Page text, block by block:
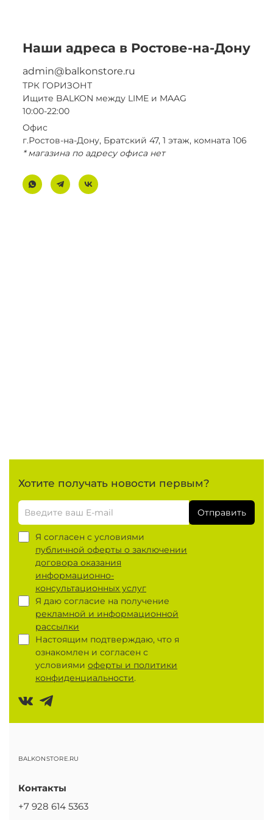
Наши адреса в Ростове-на-Дону
admin@balkonstore.ru
ТРК ГОРИЗОНТ
Ищите BALKON между LIME и MAAG
10:00-22:00
Офис
г.Ростов-на-Дону, Братский 47, 1 этаж, комната 106
* магазина по адресу офиса нет
Хотите получать новости первым?
Отправить
Я согласен с условиями
публичной оферты о заключении
договора оказания
информационно-
консультационных услуг
Я даю согласие на получение
рекламной и информационной
рассылки
Настоящим подтверждаю, что я
ознакомлен и согласен с
условиями оферты и политики
конфиденциальности.
BALKONSTORE.RU
Контакты
+7 928 614 5363